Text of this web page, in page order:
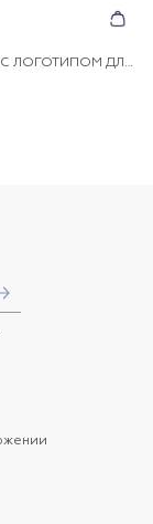
БЕЙСБОЛКА С ЛОГОТИПОМ ДЛЯ ДЕВОЧЕК